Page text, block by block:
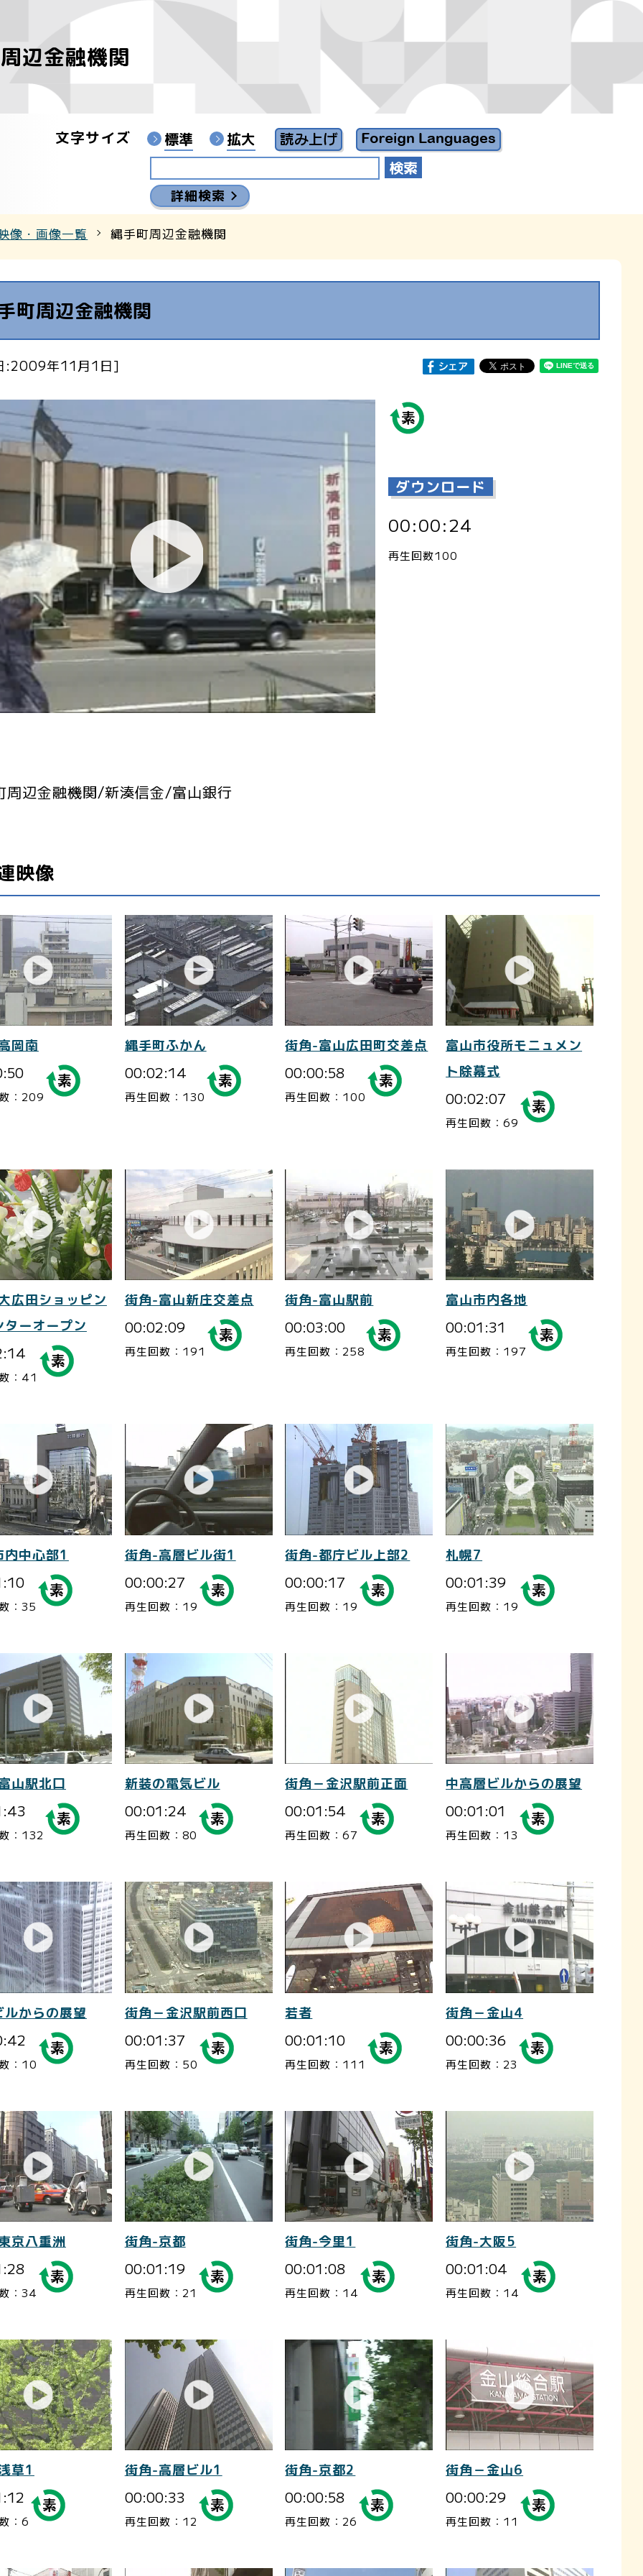
ンターYouTubeチャンネル
辺金融機関
文字サイズ 標準 拡大
詳細検索
像・画像一覧 縄手町周辺金融機関
町周辺金融機関
:2009年11月1日]
ダウンロード
00:00:24
再生回数100
周辺金融機関/新湊信金/富山銀行
映像
岡南
：209
縄手町ふかん
00:02:14
再生回数：130
街角-富山広田町交差点
00:00:58
再生回数：100
富山市役所モニュメン
ト除幕式
00:02:07
再生回数：69
広田ショッピン
ターオープン
：41
街角-富山新庄交差点
00:02:09
再生回数：191
街角-富山駅前
00:03:00
再生回数：258
富山市内各地
00:01:31
再生回数：197
内中心部1
：35
街角-高層ビル街1
00:00:27
再生回数：19
街角-都庁ビル上部2
00:00:17
再生回数：19
札幌7
00:01:39
再生回数：19
山駅北口
：132
新装の電気ビル
00:01:24
再生回数：80
街角－金沢駅前正面
00:01:54
再生回数：67
中高層ビルからの展望
00:01:01
再生回数：13
ルからの展望
：10
街角－金沢駅前西口
00:01:37
再生回数：50
若者
00:01:10
再生回数：111
街角－金山4
00:00:36
再生回数：23
京八重洲
：34
街角-京都
00:01:19
再生回数：21
街角-今里1
00:01:08
再生回数：14
街角-大阪5
00:01:04
再生回数：14
草1
：6
街角-高層ビル1
00:00:33
再生回数：12
街角-京都2
00:00:58
再生回数：26
街角－金山6
00:00:29
再生回数：11